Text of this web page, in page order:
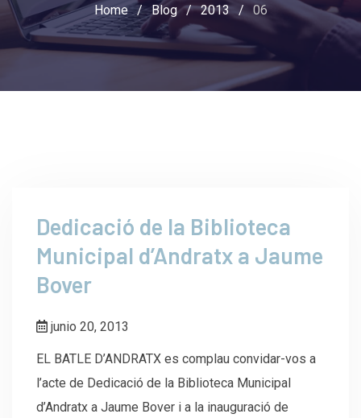
Home / Blog / 2013 / 06
Dedicació de la Biblioteca
Municipal d’Andratx a Jaume
Bover
junio 20, 2013
EL BATLE D’ANDRATX es complau convidar-vos a
l’acte de Dedicació de la Biblioteca Municipal
d’Andratx a Jaume Bover i a la inauguració de